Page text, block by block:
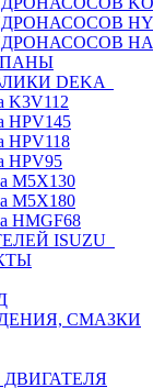
DEKA
K3V112
HPV145
HPV118
HPV95
M5X130
M5X180
HMGF68
ISUZU
СМАЗКИ